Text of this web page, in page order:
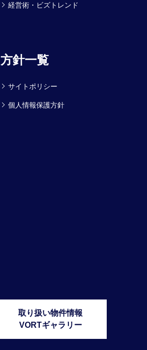
経営術・ビズトレンド
方針一覧
サイトポリシー
個人情報保護方針
取り扱い物件情報
VORTギャラリー